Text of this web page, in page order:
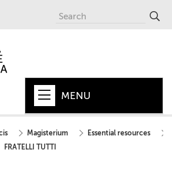
MENU
POPE
Magisterium
Essential resources
FRATELLI TUTTI